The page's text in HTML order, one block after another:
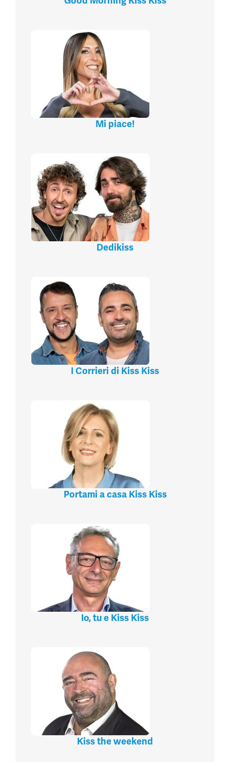
Mi piace!
Dedikiss
I Corrieri di Kiss Kiss
Portami a casa Kiss Kiss
Io, tu e Kiss Kiss
Kiss the weekend